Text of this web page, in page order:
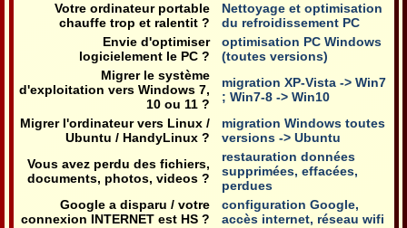
Votre ordinateur portable
chauffe trop et ralentit ?
Nettoyage et optimisation
du refroidissement PC
Envie d'optimiser
logicielement le PC ?
optimisation PC Windows
(toutes versions)
Migrer le système
d'exploitation vers Windows 7,
10 ou 11 ?
migration XP-Vista -> Win7
; Win7-8 -> Win10
Migrer l'ordinateur vers Linux /
Ubuntu / HandyLinux ?
migration Windows toutes
versions -> Ubuntu
Vous avez perdu des fichiers,
documents, photos, videos ?
restauration données
supprimées, effacées,
perdues
Google a disparu / votre
connexion INTERNET est HS ?
configuration Google,
accès internet, réseau wifi